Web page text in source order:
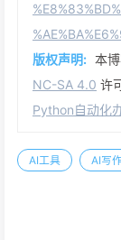
版权声明: 本
NC-SA 4.0 许
Python自动化
AI工具 AI写